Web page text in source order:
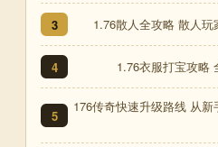
3 1.76散人全攻略 散人
4 1.76衣服打宝攻略
5
176传奇快速升级路线 从